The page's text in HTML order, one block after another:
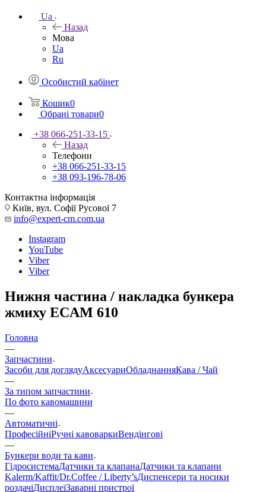
Ua
Назад
Мова
Ua
Ru
Особистий кабінет
Кошик0
Обрані товари0
+38 066-251-33-15
Назад
Телефони
+38 066-251-33-15
+38 093-196-78-06
Контактна інформація
Київ, вул. Софії Русової 7
info@expert-cm.com.ua
Instagram
YouTube
Viber
Viber
Нижня частина / накладка бункера
жмиху ECAM 610
Головна
—
Запчастини
Засоби для доглядуАксесуариОбладнанняКава / Чай
—
За типом запчастини
По фото кавомашини
—
Автоматичні
ПрофесійніРучні кавоваркиВендінгові
—
Бункери води та кави
ГідросистемаДатчики та клапанаДатчики та клапани
Kalerm/Kaffit/Dr.Coffee / Liberty’sДиспенсери та носики
роздачіДисплеїЗаварні пристрої